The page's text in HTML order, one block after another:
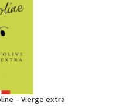
– Vierge extra